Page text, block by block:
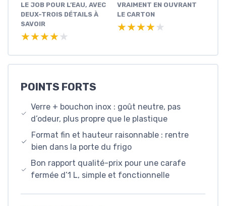
LE JOB POUR L’EAU, AVEC
DEUX-TROIS DÉTAILS À
SAVOIR
★★★★★
★★★★★
VRAIMENT EN OUVRANT
LE CARTON
★★★★★
★★★★★
POINTS FORTS
Verre + bouchon inox : goût neutre, pas
d’odeur, plus propre que le plastique
Format fin et hauteur raisonnable : rentre
bien dans la porte du frigo
Bon rapport qualité-prix pour une carafe
fermée d’1 L, simple et fonctionnelle